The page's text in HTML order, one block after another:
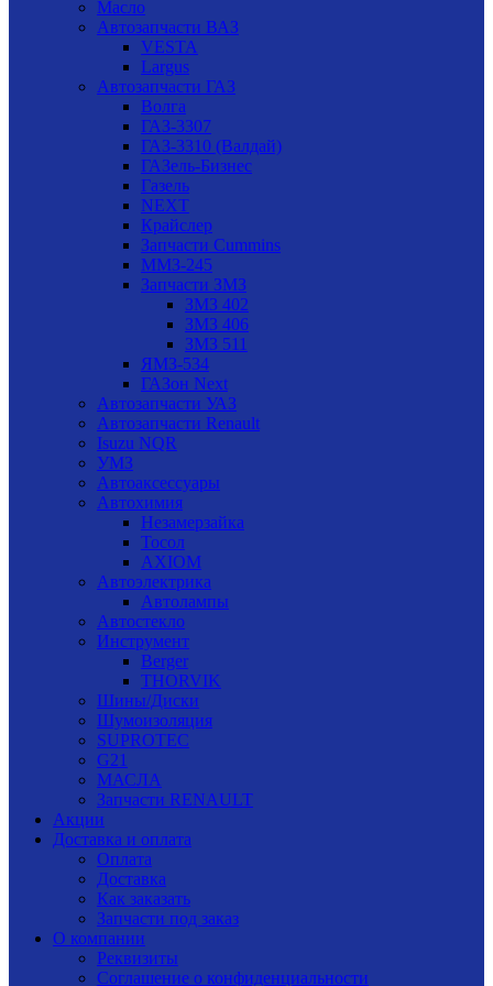
Масло
Автозапчасти ВАЗ
VESTA
Largus
Автозапчасти ГАЗ
Волга
ГАЗ-3307
ГАЗ-3310 (Валдай)
ГАЗель-Бизнес
Газель
NEXT
Крайслер
Запчасти Cummins
ММЗ-245
Запчасти ЗМЗ
ЗМЗ 402
ЗМЗ 406
ЗМЗ 511
ЯМЗ-534
ГАЗон Next
Автозапчасти УАЗ
Автозапчасти Renault
Isuzu NQR
УМЗ
Автоаксессуары
Автохимия
Незамерзайка
Тосол
AXIOM
Автоэлектрика
Автолампы
Автостекло
Инструмент
Berger
THORVIK
Шины/Диски
Шумоизоляция
SUPROTEC
G21
МАСЛА
Запчасти RENAULT
Акции
Доставка и оплата
Оплата
Доставка
Как заказать
Запчасти под заказ
О компании
Реквизиты
Соглашение о конфиденциальности